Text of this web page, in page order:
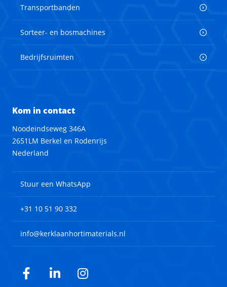
Transportbanden
Sorteer- en bosmachines
Bedrijfsruimten
Kom in contact
Noodeindseweg 346A
2651LM Berkel en Rodenrijs
Nederland
Stuur een WhatsApp
+31 10 51 90 332
info@kerklaanhortimaterials.nl
Facebook
LinkedInInstagram